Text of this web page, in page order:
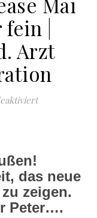
|
Arzt
für ***Kreativ
das neue
zeigen.
Peter….